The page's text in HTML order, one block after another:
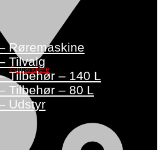
Forhandlere
Røremaskine
Tilvalg
Tilbehør – 140 L
Tilbehør – 80 L
Udstyr